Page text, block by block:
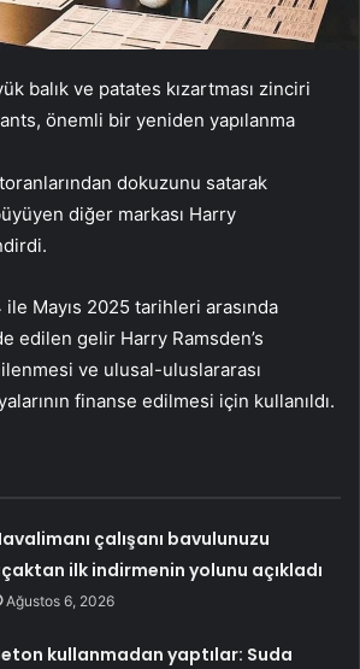
balık ve patates kızartması zinciri
önemli bir yeniden yapılanma
dokuzunu satarak
diğer markası Harry
ile Mayıs 2025 tarihleri arasında
edilen gelir Harry Ramsden’s
ve ulusal-uluslararası
finanse edilmesi için kullanıldı.
çalışanı bavulunuzu
ilk indirmenin yolunu açıkladı
Ağustos 6, 2026
kullanmadan yaptılar: Suda